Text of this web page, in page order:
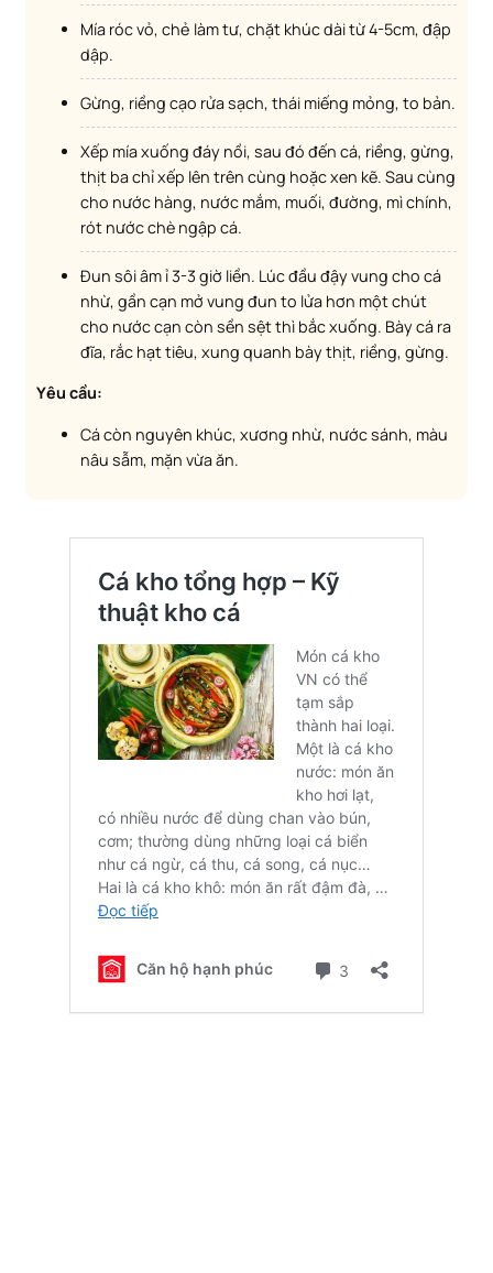
Mía róc vỏ, chẻ làm tư, chặt khúc dài từ 4-5cm, đập
dập.
Gừng, riềng cạo rửa sạch, thái miếng mỏng, to bản.
Xếp mía xuống đáy nồi, sau đó đến cá, riềng, gừng,
thịt ba chỉ xếp lên trên cùng hoặc xen kẽ. Sau cùng
cho nước hàng, nước mắm, muối, đường, mì chính,
rót nước chè ngập cá.
Đun sôi âm ỉ 3-3 giờ liền. Lúc đầu đậy vung cho cá
nhừ, gần cạn mở vung đun to lửa hơn một chút
cho nước cạn còn sền sệt thì bắc xuống. Bày cá ra
đĩa, rắc hạt tiêu, xung quanh bày thịt, riềng, gừng.
Yêu cầu:
Cá còn nguyên khúc, xương nhừ, nước sánh, màu
nâu sẫm, mặn vừa ăn.